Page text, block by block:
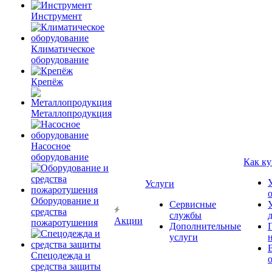
Инструмент
Климатическое
оборудование
Крепёж
Металлопродукция
Насосное
оборудование
Оборудование и
средства
пожаротушения
Спецодежда и
средства защиты
Акции
Услуги
Сервисные
службы
Дополнительные
услуги
Как